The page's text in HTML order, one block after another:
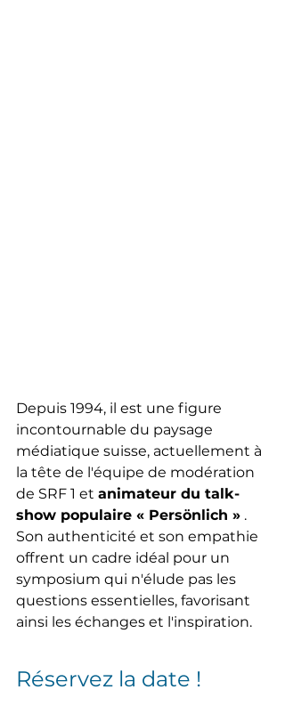
Depuis 1994, il est une figure
incontournable du paysage
médiatique suisse, actuellement à
la tête de l'équipe de modération
de SRF 1 et animateur du talk-
show populaire « Persönlich » .
Son authenticité et son empathie
offrent un cadre idéal pour un
symposium qui n'élude pas les
questions essentielles, favorisant
ainsi les échanges et l'inspiration.
Réservez la date !